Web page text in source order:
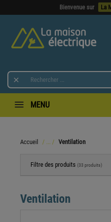
Bienvenue sur La

MENU
Accueil Ventilation
Filtre des produits (33 produits)
Ventilation